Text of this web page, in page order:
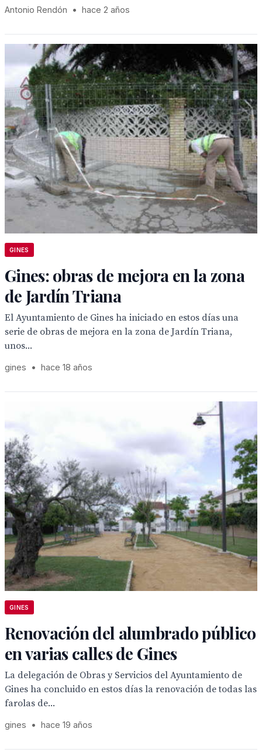
Antonio Rendón • hace 2 años
GINES
Gines: obras de mejora en la zona
de Jardín Triana
El Ayuntamiento de Gines ha iniciado en estos días una
serie de obras de mejora en la zona de Jardín Triana,
unos...
gines • hace 18 años
GINES
Renovación del alumbrado público
en varias calles de Gines
La delegación de Obras y Servicios del Ayuntamiento de
Gines ha concluido en estos días la renovación de todas las
farolas de...
gines • hace 19 años